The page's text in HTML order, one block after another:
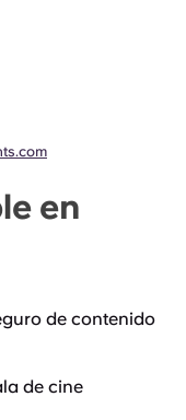
en
de contenido
de cine